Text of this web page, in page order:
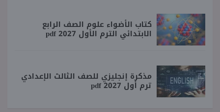
كتاب الأضواء علوم الصف الرابع
الابتدائي الترم الأول 2027 pdf
مذكرة إنجليزي للصف الثالث الإعدادي
ترم أول 2027 pdf